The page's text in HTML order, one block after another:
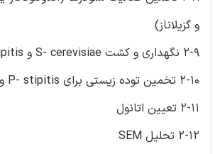
و گزیلاناز)
2-9 نگهداری و کشت S- cerevisiae و P- stipitis
2-10 تخمین توده زیستی برای P- stipitis و S- cerevisiae
2-11 تعیین اتانول
2-12 تحلیل SEM